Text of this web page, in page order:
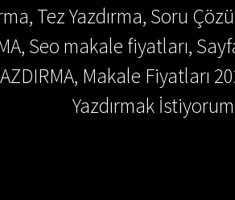
Tez Yazdırma, Soru
Seo makale fiyatları,
Makale Fiyatları
Yazdırmak İstiyorum